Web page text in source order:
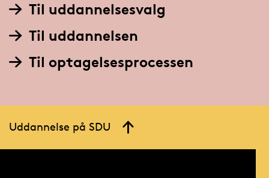
Til uddannelsesvalg
Til uddannelsen
Til optagelsesprocessen
Uddannelse på SDU